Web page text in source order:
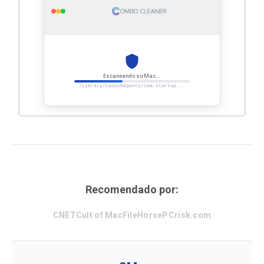
Escaneando su Mac...
/Library/LaunchAgents/com.startup...
Recomendado por:
CNETCult of MacFileHorsePCrisk.com